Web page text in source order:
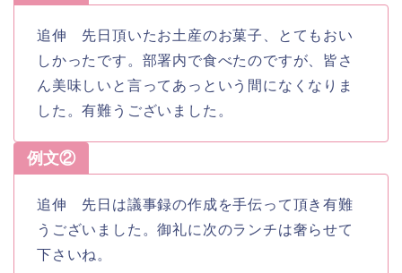
追伸 先日頂いたお土産のお菓子、とてもおい
しかったです。部署内で食べたのですが、皆さ
ん美味しいと言ってあっという間になくなりま
した。有難うございました。
例文②
追伸 先日は議事録の作成を手伝って頂き有難
うございました。御礼に次のランチは奢らせて
下さいね。